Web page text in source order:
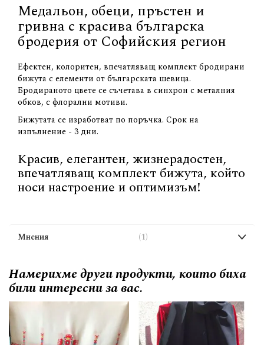
Медальон, обеци, пръстен и
гривна с красива българска
бродерия от Софийския регион
Ефектен, колоритен, впечатляващ комплект бродирани
бижута с елементи от българската шевица.
Бродираното цвете се съчетава в синхрон с металния
обков, с флорални мотиви.
Бижутата се изработват по поръчка. Срок на
изпълнение - 3 дни.
Красив, елегантен, жизнерадостен,
впечатляващ комплект бижута, който
носи настроение и оптимизъм!
Мнения 1
Намерихме други продукти, които биха
били интересни за вас.